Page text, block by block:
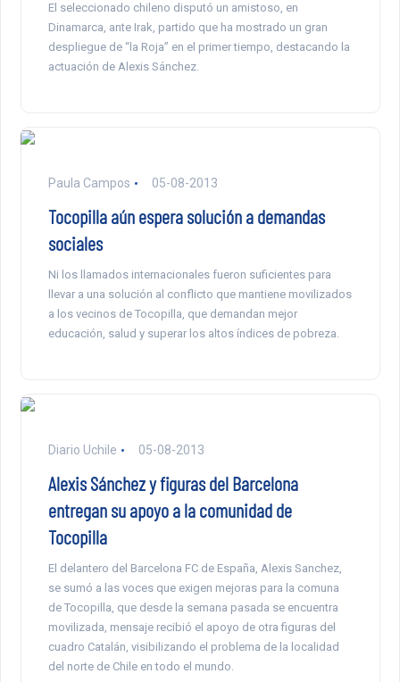
El seleccionado chileno disputó un amistoso, en
Dinamarca, ante Irak, partido que ha mostrado un gran
despliegue de “la Roja” en el primer tiempo, destacando la
actuación de Alexis Sánchez.
Paula Campos 05-08-2013
Tocopilla aún espera solución a demandas
sociales
Ni los llamados internacionales fueron suficientes para
llevar a una solución al conflicto que mantiene movilizados
a los vecinos de Tocopilla, que demandan mejor
educación, salud y superar los altos índices de pobreza.
Diario Uchile 05-08-2013
Alexis Sánchez y figuras del Barcelona
entregan su apoyo a la comunidad de
Tocopilla
El delantero del Barcelona FC de España, Alexis Sanchez,
se sumó a las voces que exigen mejoras para la comuna
de Tocopilla, que desde la semana pasada se encuentra
movilizada, mensaje recibió el apoyo de otra figuras del
cuadro Catalán, visibilizando el problema de la localidad
del norte de Chile en todo el mundo.